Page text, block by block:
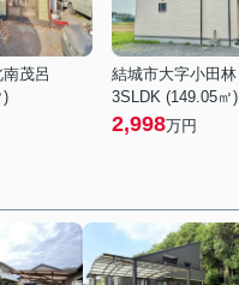
茂呂
)
結城市大字小田林
3SLDK (149.05㎡)
2,998万円